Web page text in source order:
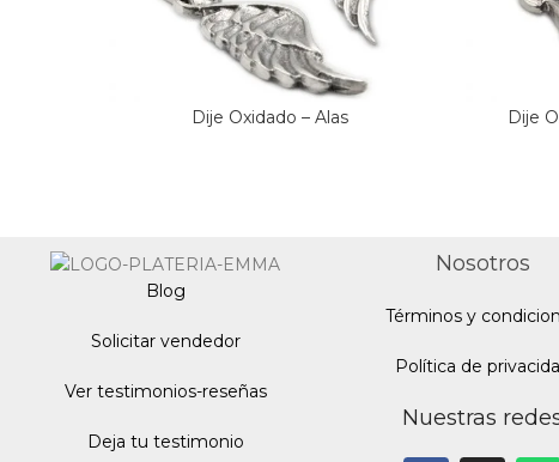
Dije Oxidado – Alas Dije
Blog
Solicitar vendedor
Ver testimonios-reseñas
Deja tu testimonio
Nosotros
Términos y
Política de
Nuestras